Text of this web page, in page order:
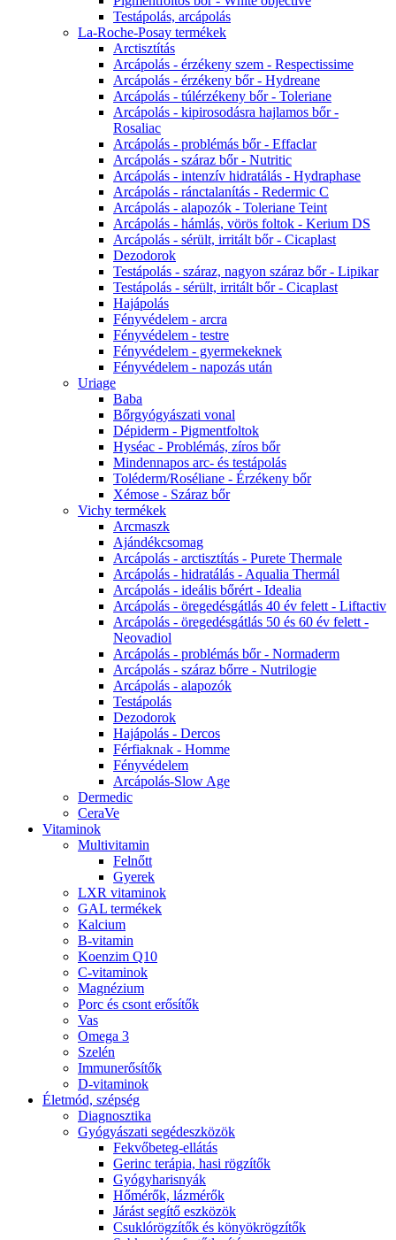
Testápolás, arcápolás
La-Roche-Posay termékek
Arctisztítás
Arcápolás - érzékeny szem - Respectissime
Arcápolás - érzékeny bőr - Hydreane
Arcápolás - túlérzékeny bőr - Toleriane
Arcápolás - kipirosodásra hajlamos bőr -
Rosaliac
Arcápolás - problémás bőr - Effaclar
Arcápolás - száraz bőr - Nutritic
Arcápolás - intenzív hidratálás - Hydraphase
Arcápolás - ránctalanítás - Redermic C
Arcápolás - alapozók - Toleriane Teint
Arcápolás - hámlás, vörös foltok - Kerium DS
Arcápolás - sérült, irritált bőr - Cicaplast
Dezodorok
Testápolás - száraz, nagyon száraz bőr - Lipikar
Testápolás - sérült, irritált bőr - Cicaplast
Hajápolás
Fényvédelem - arcra
Fényvédelem - testre
Fényvédelem - gyermekeknek
Fényvédelem - napozás után
Uriage
Baba
Bőrgyógyászati vonal
Dépiderm - Pigmentfoltok
Hyséac - Problémás, zíros bőr
Mindennapos arc- és testápolás
Toléderm/Roséliane - Érzékeny bőr
Xémose - Száraz bőr
Vichy termékek
Arcmaszk
Ajándékcsomag
Arcápolás - arctisztítás - Purete Thermale
Arcápolás - hidratálás - Aqualia Thermál
Arcápolás - ideális bőrért - Idealia
Arcápolás - öregedésgátlás 40 év felett - Liftactiv
Arcápolás - öregedésgátlás 50 és 60 év felett -
Neovadiol
Arcápolás - problémás bőr - Normaderm
Arcápolás - száraz bőrre - Nutrilogie
Arcápolás - alapozók
Testápolás
Dezodorok
Hajápolás - Dercos
Férfiaknak - Homme
Fényvédelem
Arcápolás-Slow Age
Dermedic
CeraVe
Vitaminok
Multivitamin
Felnőtt
Gyerek
LXR vitaminok
GAL termékek
Kalcium
B-vitamin
Koenzim Q10
C-vitaminok
Magnézium
Porc és csont erősítők
Vas
Omega 3
Szelén
Immunerősítők
D-vitaminok
Életmód, szépség
Diagnosztika
Gyógyászati segédeszközök
Fekvőbeteg-ellátás
Gerinc terápia, hasi rögzítők
Gyógyharisnyák
Hőmérők, lázmérők
Járást segítő eszközök
Csuklórögzítők és könyökrögzítők